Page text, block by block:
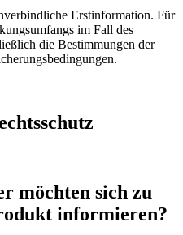
Erstinformation. Für
im Fall des
die Bestimmungen der
möchten sich zu
informieren?